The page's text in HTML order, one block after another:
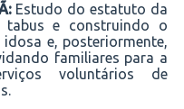
Estudo do estatuto d a
tabus e construindo o
idosa e, posteriormente,
familiares para a
voluntários de